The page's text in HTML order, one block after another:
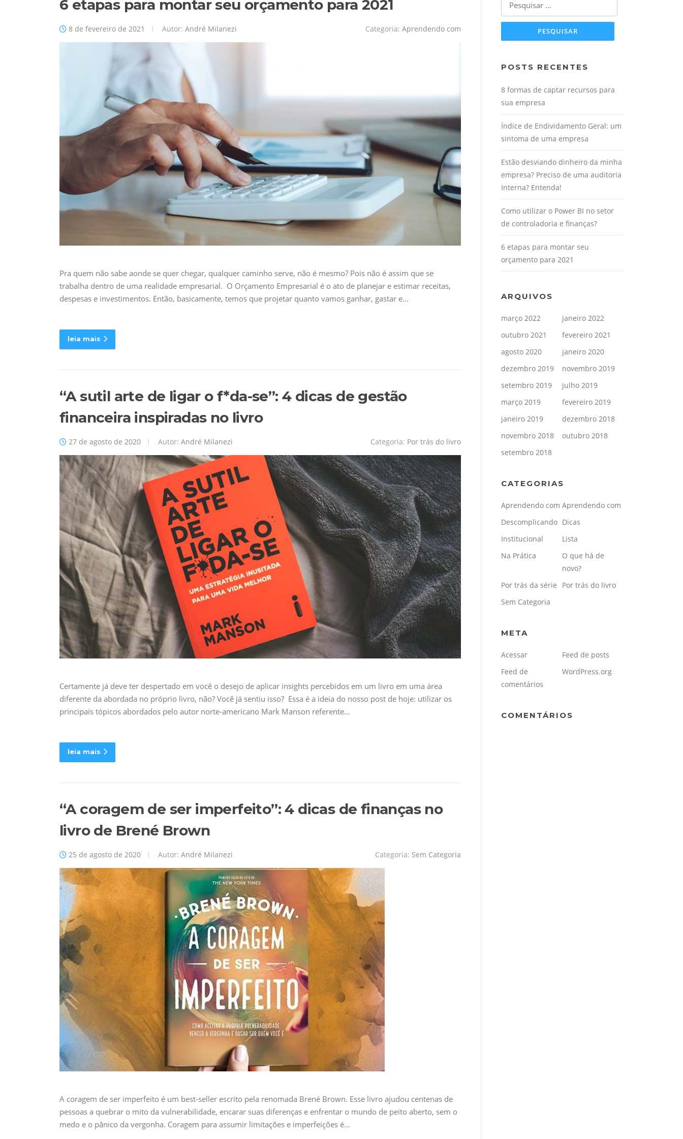
6 etapas para montar seu orçamento para 2021
8 de fevereiro de 2021 Autor: André Milanezi Categoria: Aprendendo com
Pra quem não sabe aonde se quer chegar, qualquer caminho serve, não é mesmo? Pois não é assim que se
trabalha dentro de uma realidade empresarial. O Orçamento Empresarial é o ato de planejar e estimar receitas,
despesas e investimentos. Então, basicamente, temos que projetar quanto vamos ganhar, gastar e…
leia mais
“A sutil arte de ligar o f*da-se”: 4 dicas de gestão
financeira inspiradas no livro
27 de agosto de 2020 Autor: André Milanezi Categoria: Por trás do livro
Certamente já deve ter despertado em você o desejo de aplicar insights percebidos em um livro em uma área
diferente da abordada no próprio livro, não? Você já sentiu isso? Essa é a ideia do nosso post de hoje: utilizar os
principais tópicos abordados pelo autor norte-americano Mark Manson referente…
leia mais
“A coragem de ser imperfeito”: 4 dicas de finanças no
livro de Brené Brown
25 de agosto de 2020 Autor: André Milanezi Categoria: Sem Categoria
A coragem de ser imperfeito é um best-seller escrito pela renomada Brené Brown. Esse livro ajudou centenas de
pessoas a quebrar o mito da vulnerabilidade, encarar suas diferenças e enfrentar o mundo de peito aberto, sem o
medo e o pânico da vergonha. Coragem para assumir limitações e imperfeições é…
POSTS RECENTES
8 formas de captar recursos para
sua empresa
Índice de Endividamento Geral: um
sintoma de uma empresa
Estão desviando dinheiro da minha
empresa? Preciso de uma auditoria
Interna? Entenda!
Como utilizar o Power BI no setor
de controladoria e finanças?
6 etapas para montar seu
orçamento para 2021
ARQUIVOS
março 2022
janeiro 2022
outubro 2021
fevereiro 2021
agosto 2020
janeiro 2020
dezembro 2019
novembro 2019
setembro 2019
julho 2019
março 2019
fevereiro 2019
janeiro 2019
dezembro 2018
novembro 2018
outubro 2018
setembro 2018
CATEGORIAS
Aprendendo com Aprendendo com
Descomplicando Dicas
Institucional
Lista
Na Prática
O que há de
novo?
Por trás da série
Por trás do livro
Sem Categoria
META
Acessar
Feed de posts
Feed de
comentários
WordPress.org
COMENTÁRIOS